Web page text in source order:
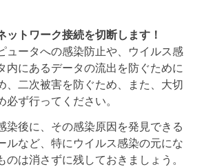
ットワーク接続を切断します！
ュータへの感染防止や、ウイルス感
内にあるデータの流出を防ぐために
、二次被害を防ぐため、また、大切
ず行ってください。
染後に、その感染原因を発見できる
ルなど、特にウイルス感染の元にな
のは消さずに残しておきましょう。